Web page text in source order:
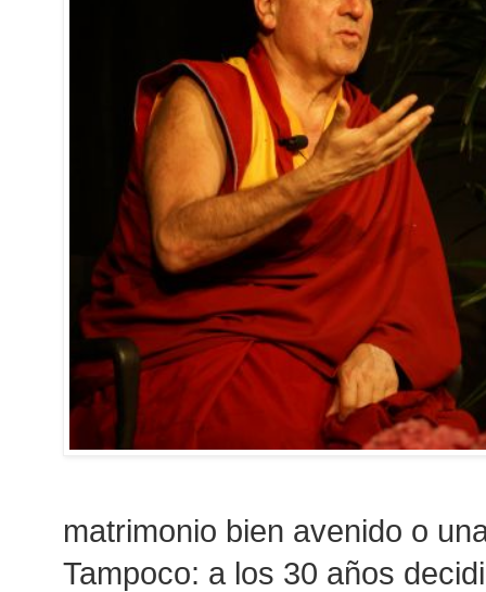
matrimonio bien avenido o
Tampoco: a los 30 años